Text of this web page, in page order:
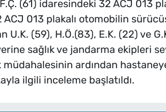
(61) idaresindeki 32 ACJ 013
ACJ 013 plakalı otomobilin
U.K. (59), H.Ö.(83), E.K. (22) ve
sağlık ve jandarma ekipleri
ardından
ilgili inceleme başlatıldı.